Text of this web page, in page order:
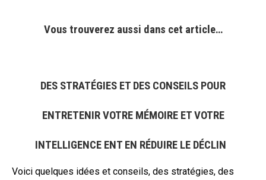
Vous trouverez aussi dans cet article…
DES STRATÉGIES ET DES CONSEILS POUR
ENTRETENIR VOTRE MÉMOIRE ET VOTRE
INTELLIGENCE ENT EN RÉDUIRE LE DÉCLIN
Voici quelques idées et conseils, des stratégies, des